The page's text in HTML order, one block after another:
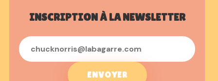
INSCRIPTION À LA NEWSLETTER
ENVOYER